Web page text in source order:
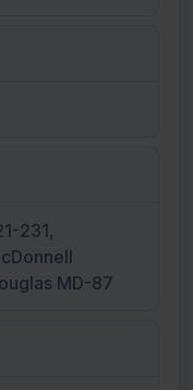
231,
MD-87